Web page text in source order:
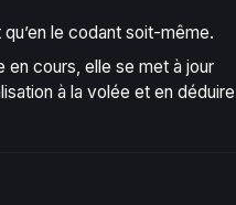
le codant soit-même.
en cours, elle se met à jour
à la volée et en déduire